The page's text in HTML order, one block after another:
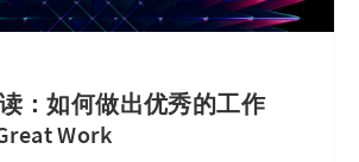
：如何做出优秀的工作
Work